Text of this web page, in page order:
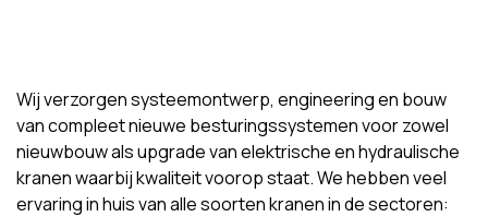
Wij verzorgen systeemontwerp, engineering en bouw
van compleet nieuwe besturingssystemen voor zowel
nieuwbouw als upgrade van elektrische en hydraulische
kranen waarbij kwaliteit voorop staat. We hebben veel
ervaring in huis van alle soorten kranen in de sectoren: